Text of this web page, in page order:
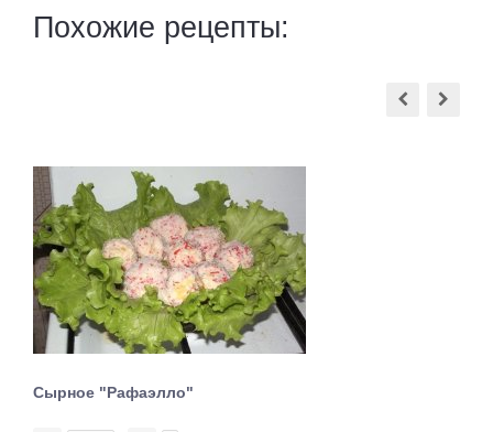
Похожие рецепты:
Сырное "Рафаэлло"